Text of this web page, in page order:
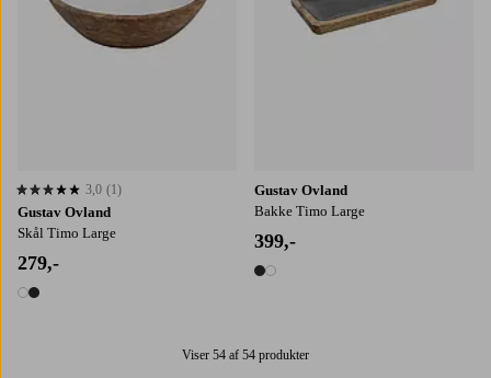
Gustav Ovland
Skål Timo Large
279,-
2 farver
3,0 baseret på 1 bedømmelser
3,0 (1)
Gustav Ovland
Bakke Timo Large
399,-
2 farver
Viser 54 af 54 produkter